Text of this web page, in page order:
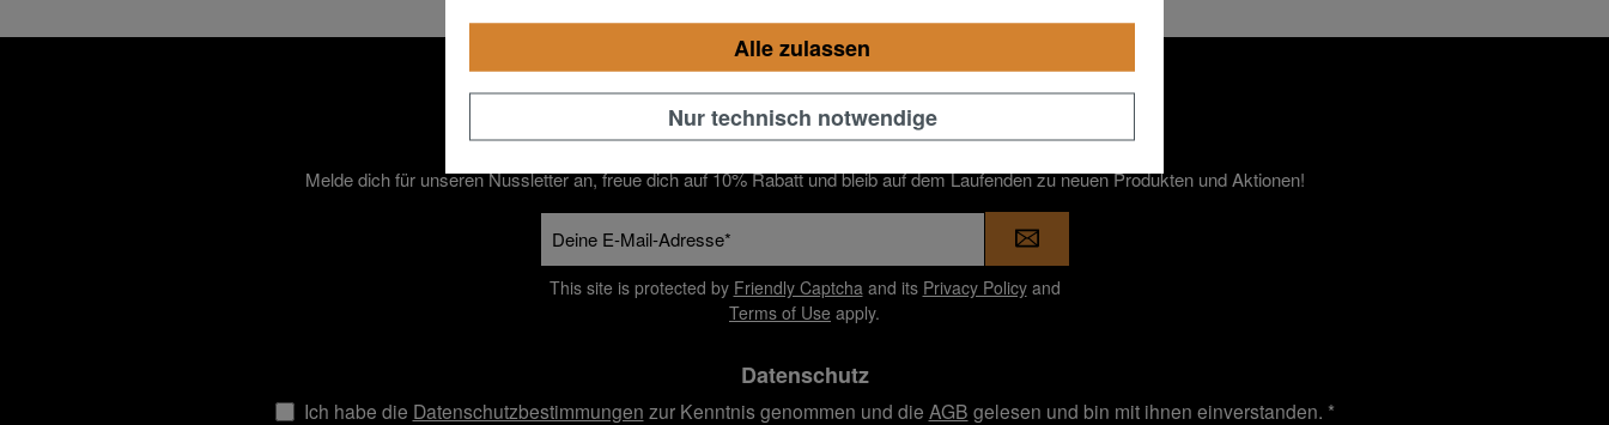
10% Rabatt mit fairfoods Nussletter
Melde dich für unseren Nussletter an, freue dich auf 10% Rabatt und bleib auf dem Laufenden zu neuen Produkten und Aktionen!
Mail-
This site is protected by Friendly Captchaand its Privacy Policyand
Terms of Use apply.
Datenschutz
Ich habe die Datenschutzbestimmungen zur Kenntnis genommen und die AGB gelesen und bin mit ihnen einverstanden. *
Alle zulassen
Nur technisch notwendige